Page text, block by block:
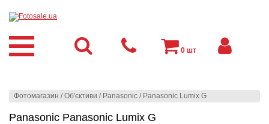
Фотомагазин /Об'єктиви / Panasonic / Panasonic Lumix G
Panasonic Panasonic Lumix G
0 шт